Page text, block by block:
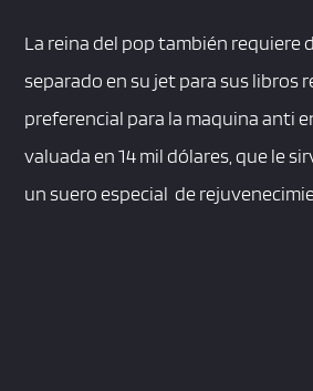
La reina del pop también requiere
separado en su jet para sus libros
preferencial para la maquina anti
valuada en 14 mil dólares, que le
un suero especial de